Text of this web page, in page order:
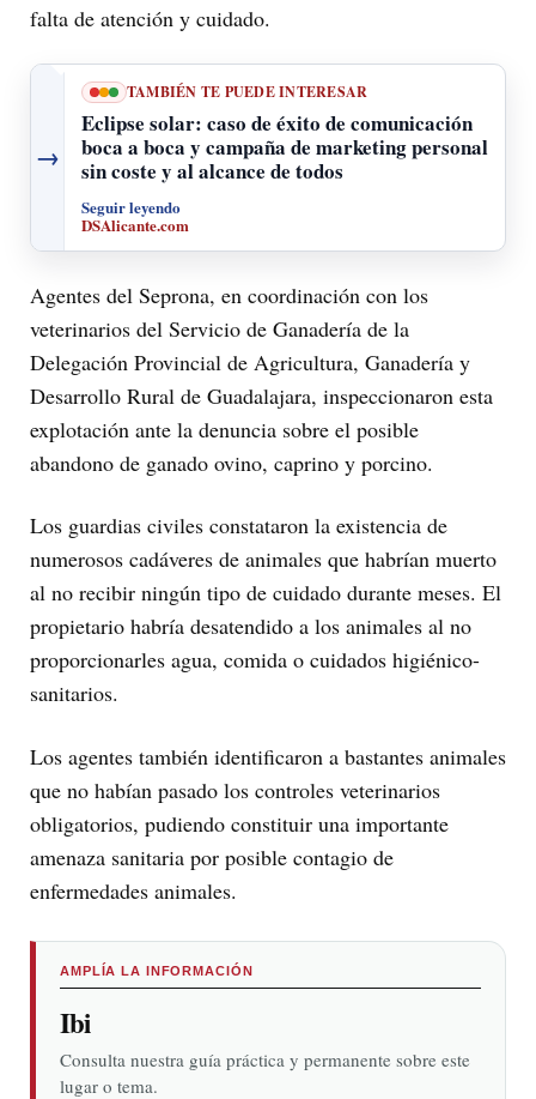
falta de atención y cuidado.
→
TAMBIÉN TE PUEDE INTERESAR
Eclipse solar: caso de éxito de comunicación
boca a boca y campaña de marketing personal
sin coste y al alcance de todos
Seguir leyendo
DSAlicante.com
Agentes del Seprona, en coordinación con los
veterinarios del Servicio de Ganadería de la
Delegación Provincial de Agricultura, Ganadería y
Desarrollo Rural de Guadalajara, inspeccionaron esta
explotación ante la denuncia sobre el posible
abandono de ganado ovino, caprino y porcino.
Los guardias civiles constataron la existencia de
numerosos cadáveres de animales que habrían muerto
al no recibir ningún tipo de cuidado durante meses. El
propietario habría desatendido a los animales al no
proporcionarles agua, comida o cuidados higiénico-
sanitarios.
Los agentes también identificaron a bastantes animales
que no habían pasado los controles veterinarios
obligatorios, pudiendo constituir una importante
amenaza sanitaria por posible contagio de
enfermedades animales.
AMPLÍA LA INFORMACIÓN
Ibi
Consulta nuestra guía práctica y permanente sobre este
lugar o tema.